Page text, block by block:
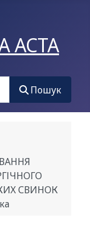
ACTA
Пошук
СВИНОК